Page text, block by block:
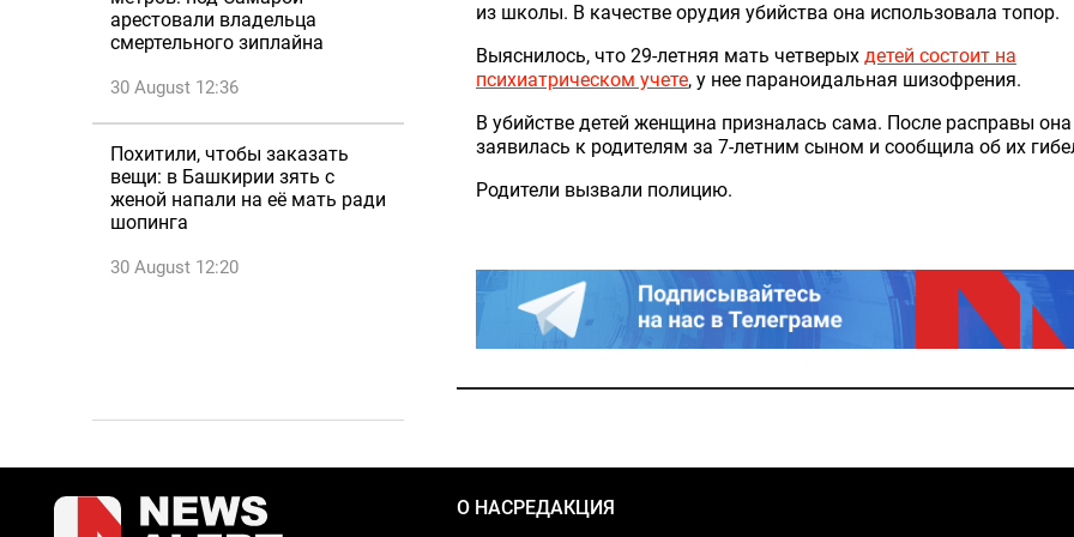
арестовали владельца
смертельного зиплайна
30 August 12:36
Похитили, чтобы заказать
вещи: в Башкирии зять с
женой напали на её мать ради
шопинга
30 August 12:20
из школы. В качестве орудия убийства она использовала топор.
Выяснилось, что 29-летняя мать четверых детей состоит на
психиатрическом учете, у нее параноидальная шизофрения.
В убийстве детей женщина призналась сама. После расправы она
заявилась к родителям за 7-летним сыном и сообщила об их
Родители вызвали полицию.
О НАСРЕДАКЦИЯ